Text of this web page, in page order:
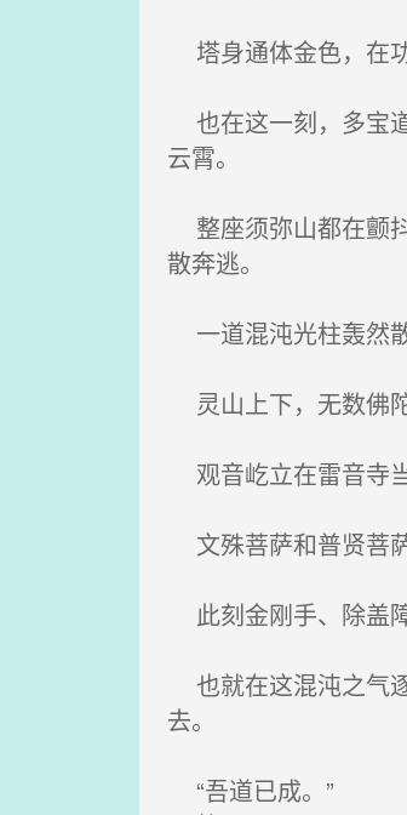
塔身通体金色，在
也在这一刻，多宝
云霄。
整座须弥山都在颤
散奔逃。
一道混沌光柱轰然
灵山上下，无数佛
观音屹立在雷音寺
文殊菩萨和普贤菩
此刻金刚手、除盖
也就在这混沌之气
去。
“吾道已成。”